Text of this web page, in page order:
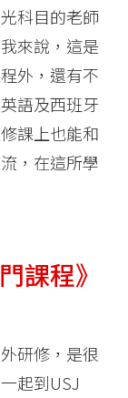
科目的老師
來說，這是
外，還有不
語及西班牙
課上也能和
，在這所學
課程》
研修，是很
起到USJ